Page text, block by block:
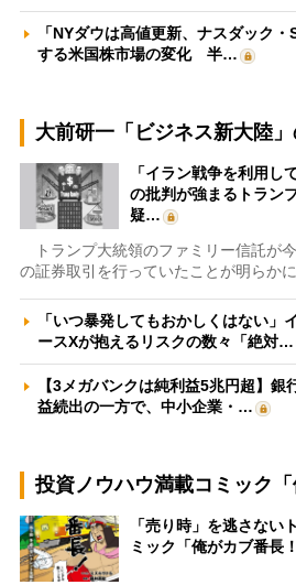
「NYダウは高値更新、ナスダック
する米国株市場の変化 半…
大前研一「ビジネス新大陸
「イラン戦争を利用し
の批判が強まるトラン
疑…
トランプ大統領のファミリー信託が
の証券取引を行っていたことが明らか
「いつ暴発してもおかしくはない」
ースXが抱えるリスクの数々「絶対…
【3メガバンクは純利益5兆円超】
益続出の一方で、中小企業・…
投資ノウハウ満載コミック「
「売り時」を逃さな
ミック「俺がカブ番長